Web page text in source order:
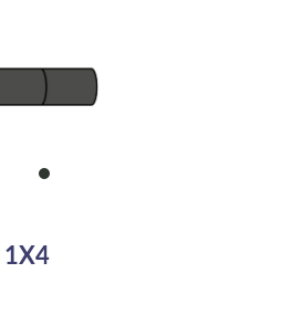
item
1X4